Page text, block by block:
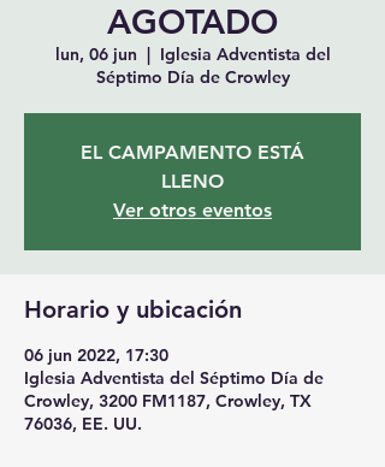
AGOTADO
lun, 06 jun
  |
Iglesia Adventista del
Séptimo Día de Crowley
EL CAMPAMENTO ESTÁ
LLENO
Ver otros eventos
Horario y ubicación
06 jun 2022, 17:30
Iglesia Adventista del Séptimo Día de
Crowley, 3200 FM1187, Crowley, TX
76036, EE. UU.